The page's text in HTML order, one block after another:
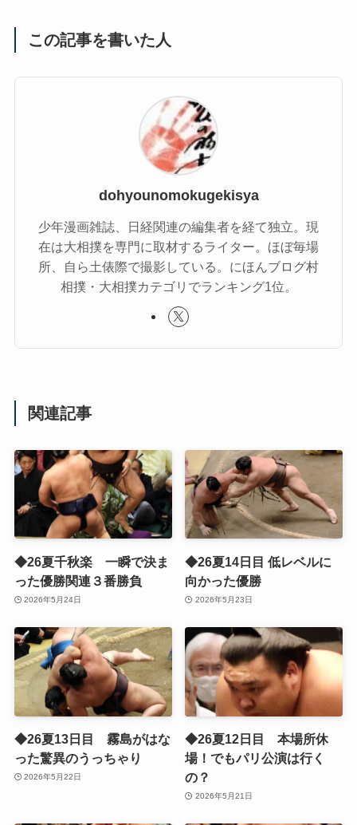
この記事を書いた人
dohyounomokugekisya
少年漫画雑誌、日経関連の編集者を経て独立。現
在は大相撲を専門に取材するライター。ほぼ毎場
所、自ら土俵際で撮影している。にほんブログ村
相撲・大相撲カテゴリでランキング1位。
関連記事
◆26夏千秋楽 一瞬で決ま
った優勝関連３番勝負
2026年5月24日
◆26夏14日目 低レベルに
向かった優勝
2026年5月23日
◆26夏13日目 霧島がはな
った驚異のうっちゃり
2026年5月22日
◆26夏12日目 本場所休
場！でもパリ公演は行く
の？
2026年5月21日